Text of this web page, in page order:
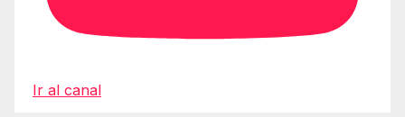
Ir al canal